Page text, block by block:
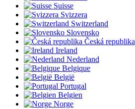
Suisse
Svizzera
Switzerland
Slovensko
Česká republika
Ireland
Nederland
Belgique
België
Portugal
Belgien
Norge